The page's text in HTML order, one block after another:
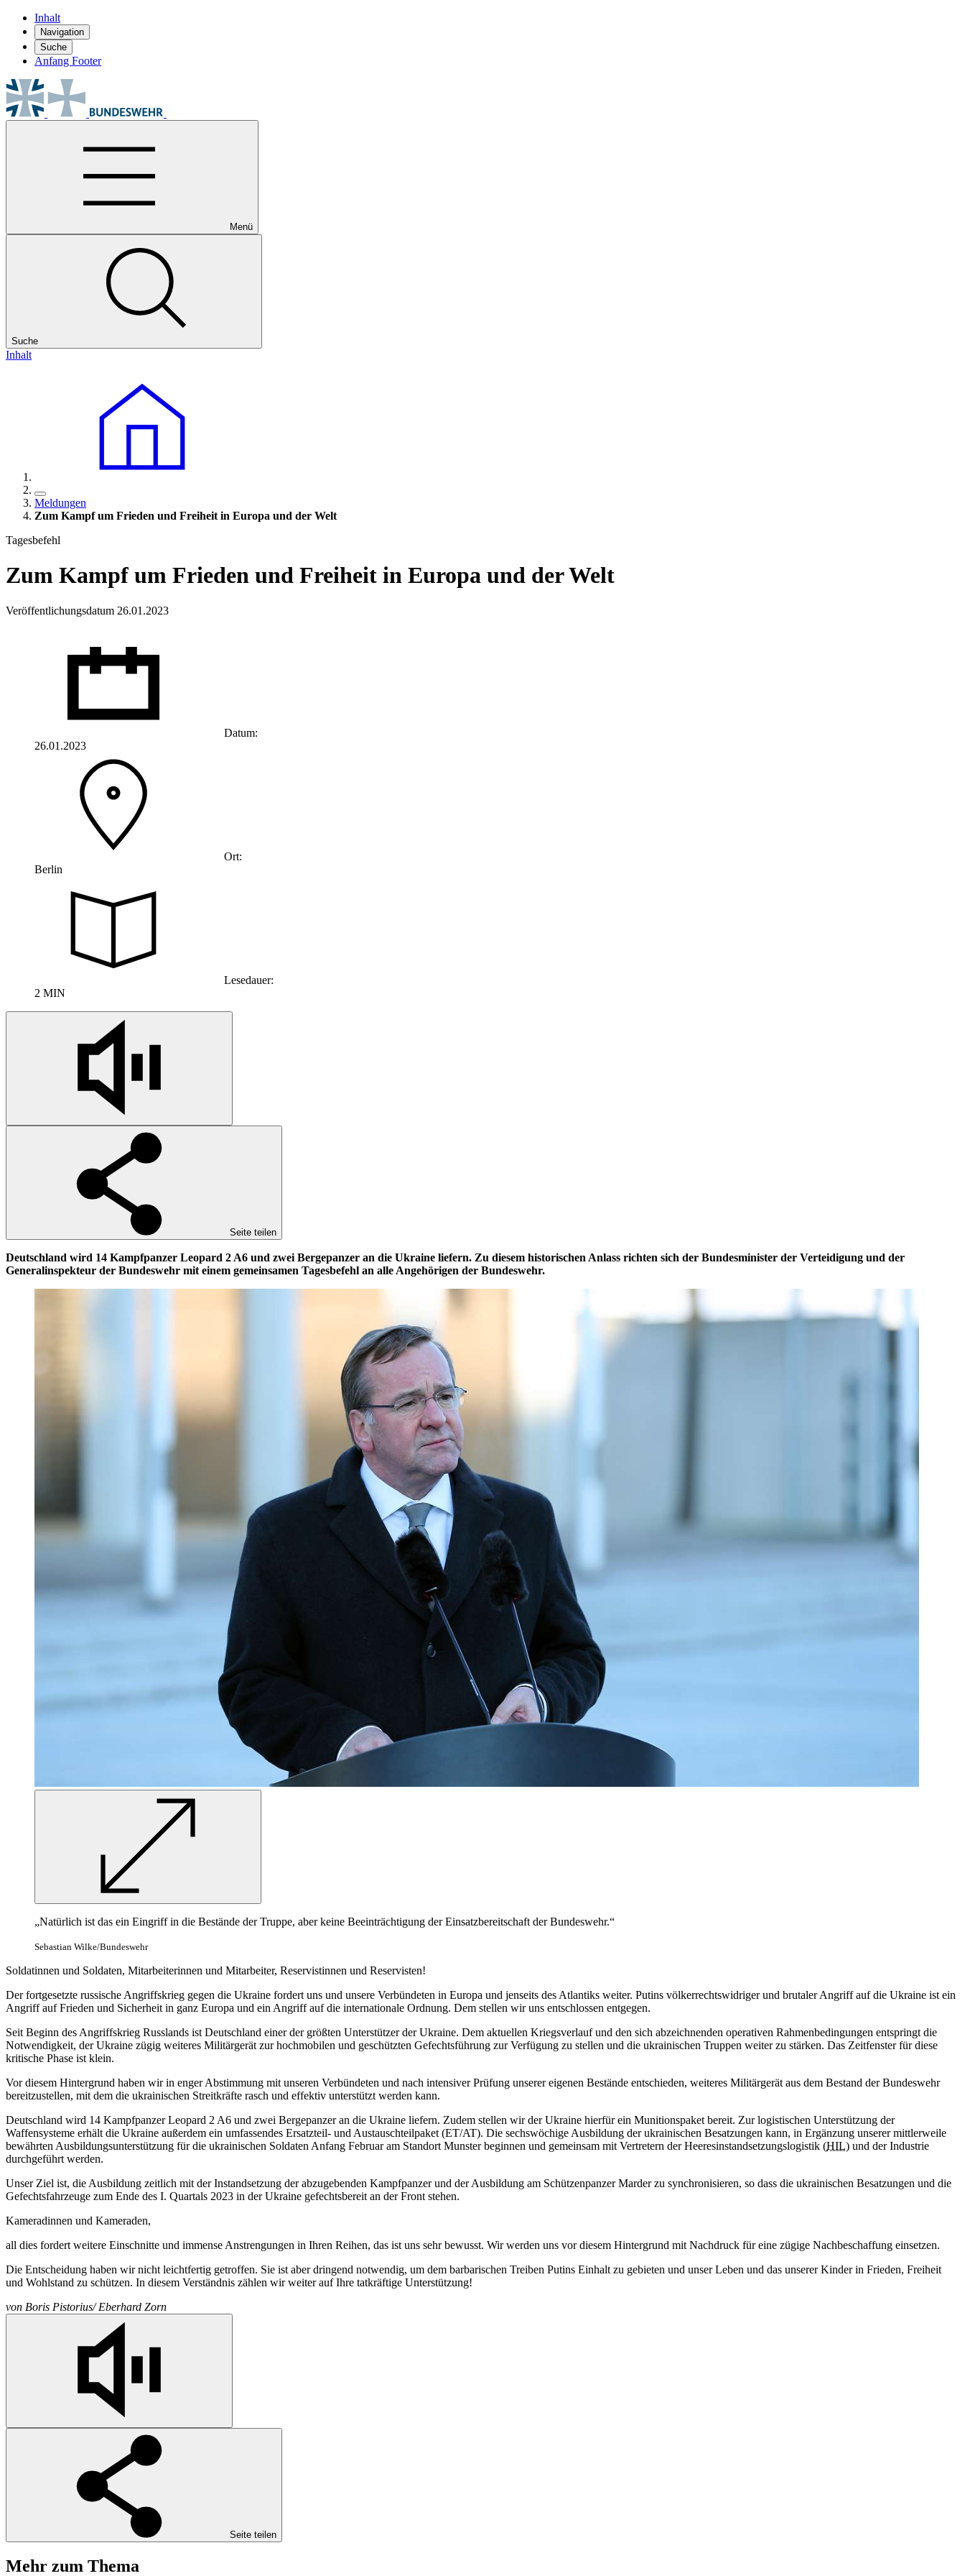
Inhalt
Navigation
Suche
Anfang Footer
Menü
Suche
Inhalt
Meldungen
Zum Kampf um Frieden und Freiheit in Europa und der Welt
Tagesbefehl
Zum Kampf um Frieden und Freiheit in Europa und der Welt
Veröffentlichungsdatum 26.01.2023
Datum:
26.01.2023
Ort:
Berlin
Lesedauer:
2 MIN
Seite teilen
Deutschland wird 14 Kampfpanzer Leopard 2 A6 und zwei Bergepanzer an die Ukraine liefern. Zu diesem historischen Anlass richten sich der Bundesminister der Verteidigung und der
Generalinspekteur der Bundeswehr mit einem gemeinsamen Tagesbefehl an alle Angehörigen der Bundeswehr.
„Natürlich ist das ein Eingriff in die Bestände der Truppe, aber keine Beeinträchtigung der Einsatzbereitschaft der Bundeswehr.“
Sebastian Wilke/Bundeswehr
Soldatinnen und Soldaten, Mitarbeiterinnen und Mitarbeiter, Reservistinnen und Reservisten!
Der fortgesetzte russische Angriffskrieg gegen die Ukraine fordert uns und unsere Verbündeten in Europa und jenseits des Atlantiks weiter. Putins völkerrechtswidriger und brutaler Angriff auf die Ukraine ist ein
Angriff auf Frieden und Sicherheit in ganz Europa und ein Angriff auf die internationale Ordnung. Dem stellen wir uns entschlossen entgegen.
Seit Beginn des Angriffskrieg Russlands ist Deutschland einer der größten Unterstützer der Ukraine. Dem aktuellen Kriegsverlauf und den sich abzeichnenden operativen Rahmenbedingungen entspringt die
Notwendigkeit, der Ukraine zügig weiteres Militärgerät zur hochmobilen und geschützten Gefechtsführung zur Verfügung zu stellen und die ukrainischen Truppen weiter zu stärken. Das Zeitfenster für diese
kritische Phase ist klein.
Vor diesem Hintergrund haben wir in enger Abstimmung mit unseren Verbündeten und nach intensiver Prüfung unserer eigenen Bestände entschieden, weiteres Militärgerät aus dem Bestand der Bundeswehr
bereitzustellen, mit dem die ukrainischen Streitkräfte rasch und effektiv unterstützt werden kann.
Deutschland wird 14 Kampfpanzer Leopard 2 A6 und zwei Bergepanzer an die Ukraine liefern. Zudem stellen wir der Ukraine hierfür ein Munitionspaket bereit. Zur logistischen Unterstützung der
Waffensysteme erhält die Ukraine außerdem ein umfassendes Ersatzteil- und Austauschteilpaket (ET/AT). Die sechswöchige Ausbildung der ukrainischen Besatzungen kann, in Ergänzung unserer mittlerweile
bewährten Ausbildungsunterstützung für die ukrainischen Soldaten Anfang Februar am Standort Munster beginnen und gemeinsam mit Vertretern der Heeresinstandsetzungslogistik (HIL) und der Industrie
durchgeführt werden.
Unser Ziel ist, die Ausbildung zeitlich mit der Instandsetzung der abzugebenden Kampfpanzer und der Ausbildung am Schützenpanzer Marder zu synchronisieren, so dass die ukrainischen Besatzungen und die
Gefechtsfahrzeuge zum Ende des I. Quartals 2023 in der Ukraine gefechtsbereit an der Front stehen.
Kameradinnen und Kameraden,
all dies fordert weitere Einschnitte und immense Anstrengungen in Ihren Reihen, das ist uns sehr bewusst. Wir werden uns vor diesem Hintergrund mit Nachdruck für eine zügige Nachbeschaffung einsetzen.
Die Entscheidung haben wir nicht leichtfertig getroffen. Sie ist aber dringend notwendig, um dem barbarischen Treiben Putins Einhalt zu gebieten und unser Leben und das unserer Kinder in Frieden, Freiheit
und Wohlstand zu schützen. In diesem Verständnis zählen wir weiter auf Ihre tatkräftige Unterstützung!
von Boris Pistorius/ Eberhard Zorn
Seite teilen
Mehr zum Thema